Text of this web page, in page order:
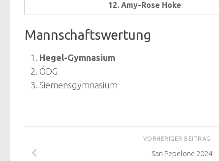
12. Amy-Rose Hoke
Mannschaftswertung
Hegel-Gymnasium
ÖDG
Siemensgymnasium
VORHERIGER BEITRAG
San Pepelone 2024